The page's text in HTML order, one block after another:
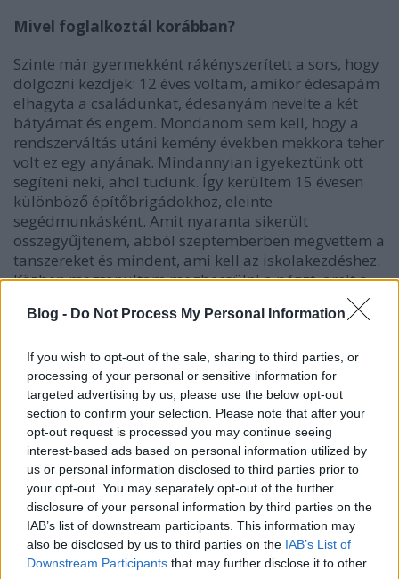
Blog - Do Not Process My Personal Information
If you wish to opt-out of the sale, sharing to third parties, or
processing of your personal or sensitive information for
targeted advertising by us, please use the below opt-out
section to confirm your selection. Please note that after your
opt-out request is processed you may continue seeing
interest-based ads based on personal information utilized by
us or personal information disclosed to third parties prior to
your opt-out. You may separately opt-out of the further
disclosure of your personal information by third parties on the
IAB’s list of downstream participants. This information may
also be disclosed by us to third parties on the IAB’s List of
Downstream Participants that may further disclose it to other
Mivel foglalkoztál korábban?
Szinte már gyermekként rákényszerített a sors, hogy
dolgozni kezdjek: 12 éves voltam, amikor édesapám
elhagyta a családunkat, édesanyám nevelte a két
bátyámat és engem. Mondanom sem kell, hogy a
rendszerváltás utáni kemény években mekkora teher
volt ez egy anyának. Mindannyian igyekeztünk ott
segíteni neki, ahol tudunk. Így kerültem 15 évesen
különböző építőbrigádokhoz, eleinte
segédmunkásként. Amit nyaranta sikerült
összegyűjtenem, abból szeptemberben megvettem a
tanszereket és mindent, ami kell az iskolakezdéshez.
Közben megtanultam megbecsülni a pénzt, amit a
munkától, legyen az bármilyen kemény. Érettségi
építőiparban, s ezzel évek alatt összegyűlt némi
tőkém. Vállalkozni 2012-ben kezdtem, akkor
döntöttem el, hogy személyszállítással szeretnék
foglalkozni.
Hogy vetted meg az első buszt?
Egy barátom tudott egy használt, de jó állapotban
lévő kisbuszról, ő szólt, hogy szerinte ezzel
elkezdhetném a saját cégem. Jól mondta. Kezdetben
a környéken fuvaroztam. Aztán beleszerettem ebbe
a szakmába. Ma nemcsak a munkám, hanem a